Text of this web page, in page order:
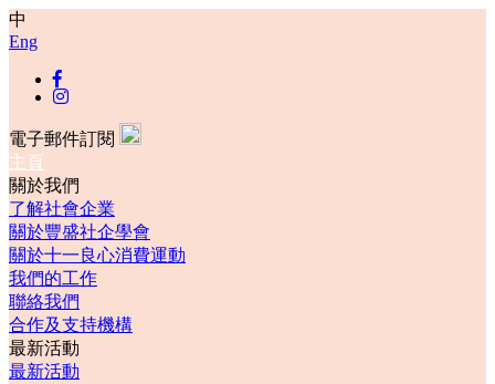
中
Eng
電子郵件訂閱
主頁
關於我們
了解社會企業
關於豐盛社企學會
關於十一良心消費運動
我們的工作
聯絡我們
合作及支持機構
最新活動
最新活動